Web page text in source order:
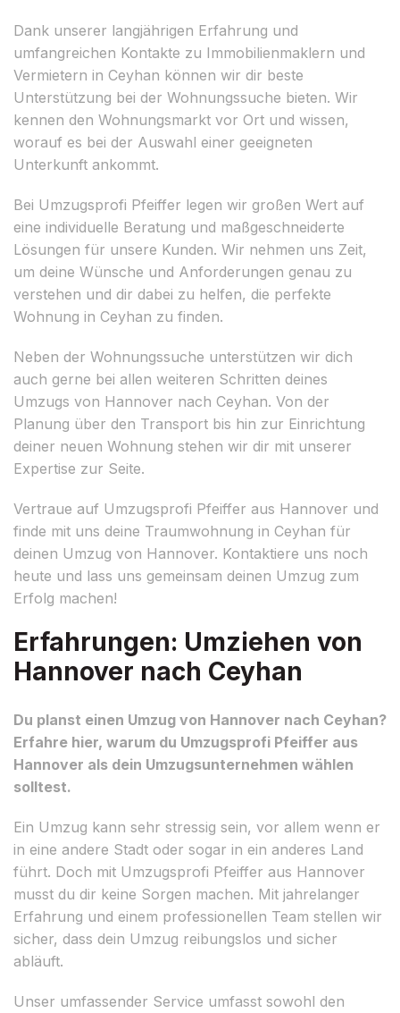
Dank unserer langjährigen Erfahrung und
umfangreichen Kontakte zu Immobilienmaklern und
Vermietern in Ceyhan können wir dir beste
Unterstützung bei der Wohnungssuche bieten. Wir
kennen den Wohnungsmarkt vor Ort und wissen,
worauf es bei der Auswahl einer geeigneten
Unterkunft ankommt.
Bei Umzugsprofi Pfeiffer legen wir großen Wert auf
eine individuelle Beratung und maßgeschneiderte
Lösungen für unsere Kunden. Wir nehmen uns Zeit,
um deine Wünsche und Anforderungen genau zu
verstehen und dir dabei zu helfen, die perfekte
Wohnung in Ceyhan zu finden.
Neben der Wohnungssuche unterstützen wir dich
auch gerne bei allen weiteren Schritten deines
Umzugs von Hannover nach Ceyhan. Von der
Planung über den Transport bis hin zur Einrichtung
deiner neuen Wohnung stehen wir dir mit unserer
Expertise zur Seite.
Vertraue auf Umzugsprofi Pfeiffer aus Hannover und
finde mit uns deine Traumwohnung in Ceyhan für
deinen Umzug von Hannover. Kontaktiere uns noch
heute und lass uns gemeinsam deinen Umzug zum
Erfolg machen!
Erfahrungen: Umziehen von
Hannover nach Ceyhan
Du planst einen Umzug von Hannover nach Ceyhan?
Erfahre hier, warum du Umzugsprofi Pfeiffer aus
Hannover als dein Umzugsunternehmen wählen
solltest.
Ein Umzug kann sehr stressig sein, vor allem wenn er
in eine andere Stadt oder sogar in ein anderes Land
führt. Doch mit Umzugsprofi Pfeiffer aus Hannover
musst du dir keine Sorgen machen. Mit jahrelanger
Erfahrung und einem professionellen Team stellen wir
sicher, dass dein Umzug reibungslos und sicher
abläuft.
Unser umfassender Service umfasst sowohl den